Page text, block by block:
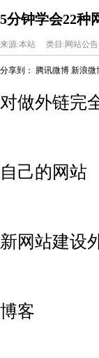
5分钟学会22种
来源:本站 类目:网站公告
分享到： 腾讯微博 新浪微
对做外链完
自己的网站
新网站建设
博客